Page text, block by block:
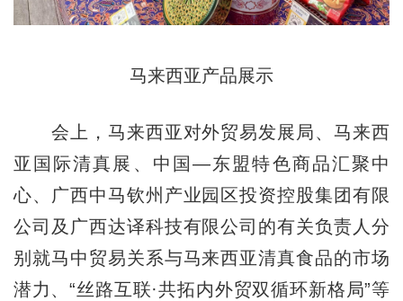
马来西亚产品展示
会上，马来西亚对外贸易发展局、马来西
亚国际清真展、中国—东盟特色商品汇聚中
心、广西中马钦州产业园区投资控股集团有限
公司及广西达译科技有限公司的有关负责人分
别就马中贸易关系与马来西亚清真食品的市场
潜力、“丝路互联·共拓内外贸双循环新格局”等